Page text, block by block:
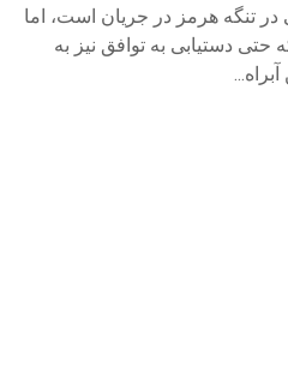
تنگه هرمز در جریان است، اما
دستیابی به توافق نیز به